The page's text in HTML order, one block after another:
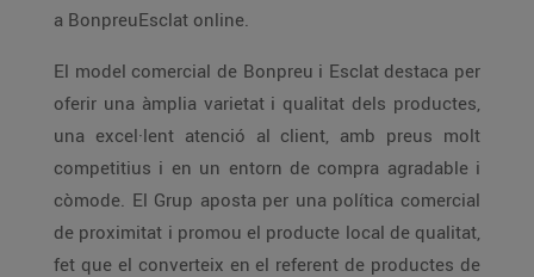
a BonpreuEsclat online.
El model comercial de Bonpreu i Esclat destaca per
oferir una àmplia varietat i qualitat dels productes,
una excel·lent atenció al client, amb preus molt
competitius i en un entorn de compra agradable i
còmode. El Grup aposta per una política comercial
de proximitat i promou el producte local de qualitat,
fet que el converteix en el referent de productes de